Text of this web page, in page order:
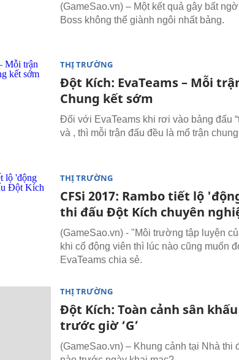
(GameSao.vn) – Một kết quả gây bất
Boss không thể giành ngôi nhất bảng.
THỊ TRƯỜNG
Đột Kích: EvaTeams – Mỗi
Chung kết sớm
Đối với EvaTeams khi rơi vào bảng đấu
và , thì mỗi trận đấu đều là mổ trận
THỊ TRƯỜNG
CFSi 2017: Rambo tiết lộ
thi đấu Đột Kích chuyên
(GameSao.vn) - "Môi trường tập luyện
khi cổ động viên thì lúc nào cũng muốn
EvaTeams chia sẻ.
THỊ TRƯỜNG
Đột Kích: Toàn cảnh sân
trước giờ ‘G’
(GameSao.vn) – Khung cảnh tại Nhà thi